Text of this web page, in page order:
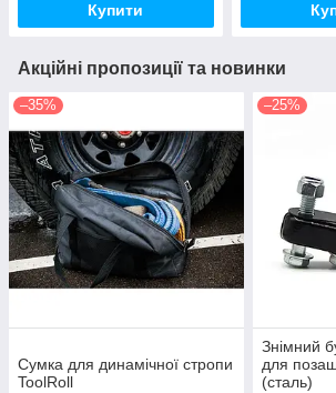
Купити
Акційні пропозиції та новинки
–35%
Сумка для динамічної стропи
ToolRoll
–25%
Знімний
для
(сталь)